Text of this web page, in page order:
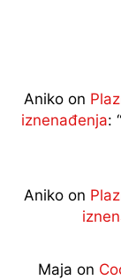
Anikoon
iznenađenja: “
Anikoon
Maja on